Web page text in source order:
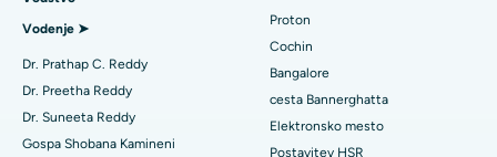
Poiščite diabetologa
Poiščite ginekologa
Najboljša bolnišnica v Arilovi, Vizag
Najboljša bolnišnica na cesti Kanpur v Lucknowu
Najboljša bolnišnica v sektorju 26 v Noidi
Minimalno invazivna srčna kirurgija
Ablacija katetra
Vodenje ➤
Dr. Prathap C. Reddy
Dr. Preetha Reddy
Dr. Suneeta Reddy
Gospa Shobana Kamineni
Proton
Cochin
Bangalore
cesta Bannerghatta
Elektronsko mesto
Postavitev HSR